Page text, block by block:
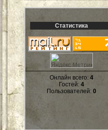
Статистика
Онлайн всего: 4
Гостей: 4
Пользователей: 0